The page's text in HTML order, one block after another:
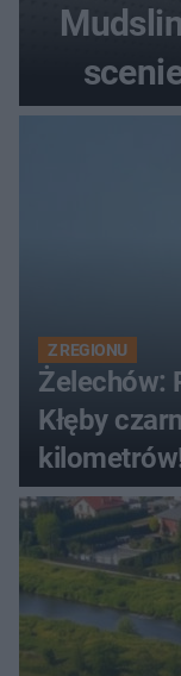
Z REGIONU
Żelechów:
Kłęby